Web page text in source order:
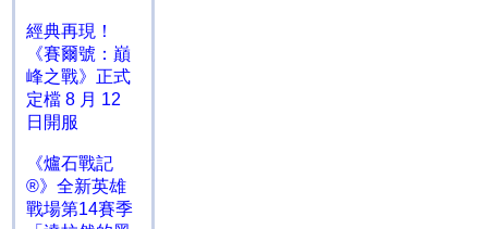
經典再現！
《賽爾號：巔
峰之戰》正式
定檔 8 月 12
日開服
《爐石戰記
®》全新英雄
戰場第14賽季